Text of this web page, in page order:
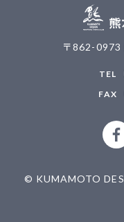
〒862-0973
© KUMAMOTO